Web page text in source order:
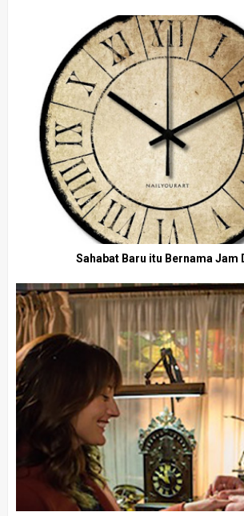
Sahabat Baru itu Bernama Jam